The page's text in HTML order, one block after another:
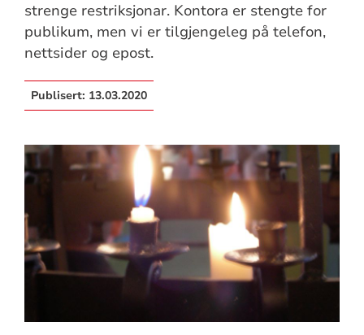
strenge restriksjonar. Kontora er stengte for
publikum, men vi er tilgjengeleg på telefon,
nettsider og epost.
Publisert: 13.03.2020